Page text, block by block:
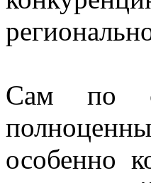
Сам по
особенно